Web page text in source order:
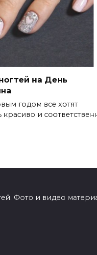
на День
годом все хотят
красиво и
Фото и видео